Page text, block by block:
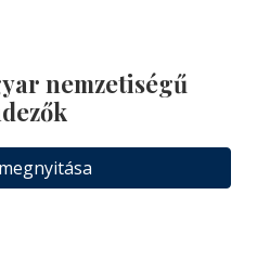
nemzetiségű